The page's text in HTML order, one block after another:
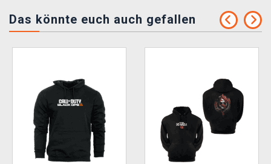
Das könnte euch auch gefallen